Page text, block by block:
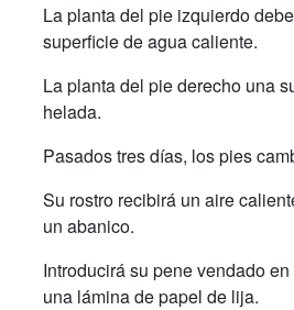
La planta del pie izquierdo
superficie de agua caliente.
La planta del pie derecho una
helada.
Pasados tres días, los pies
Su rostro recibirá un aire
un abanico.
Introducirá su pene vendado
una lámina de papel de lija.